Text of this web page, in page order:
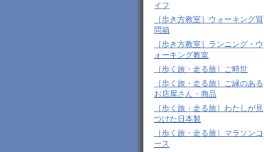
イフ
［歩き方教室］ウォーキング質
問箱
［歩き方教室］ランニング・ウ
ォーキング教室
［歩く旅・走る旅］ご時世
［歩く旅・走る旅］ご縁のある
お店屋さん・商品
［歩く旅・走る旅］わたしが見
つけた日本製
［歩く旅・走る旅］マラソンコ
ース